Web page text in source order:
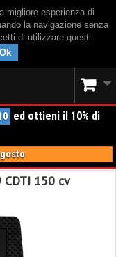
migliore esperienza di
la navigazione senza
di utilizzare questi
Ok
ed ottieni il 10% di
CDTI 150 cv